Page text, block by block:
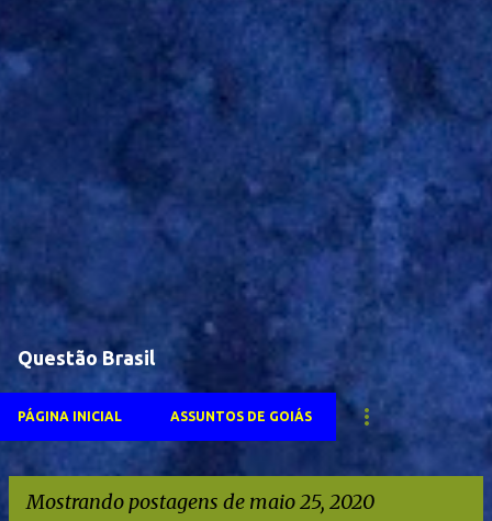
Questão Brasil
PÁGINA INICIAL ASSUNTOS DE GOIÁS
Mostrando postagens de maio 25, 2020